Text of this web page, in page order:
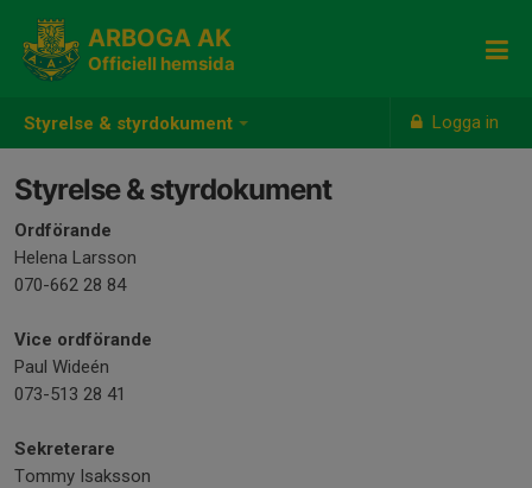
Styrelse & styrdokument Logga in
ARBOGA AK
Officiell hemsida
Styrelse & styrdokument
Ordförande
Helena Larsson
070-662 28 84
Vice ordförande
Paul Wideén
073-513 28 41
Sekreterare
Tommy Isaksson